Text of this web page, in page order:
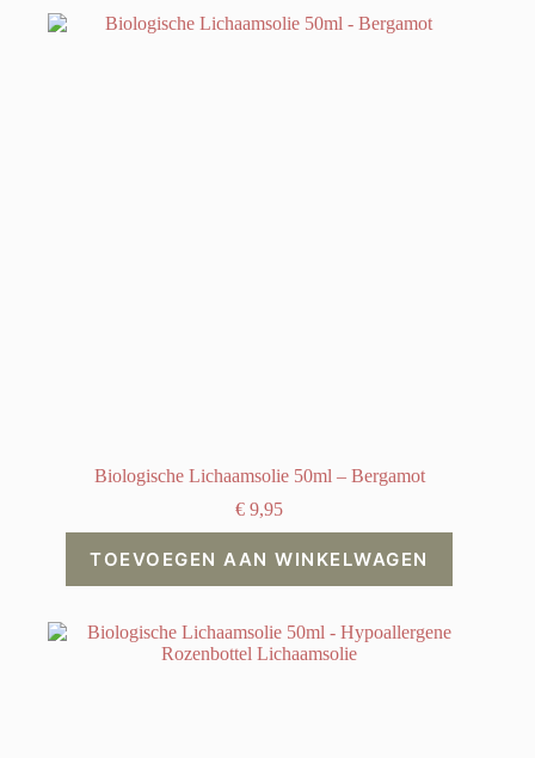
Biologische Lichaamsolie 50ml – Bergamot
€ 9,95
TOEVOEGEN AAN WINKELWAGEN